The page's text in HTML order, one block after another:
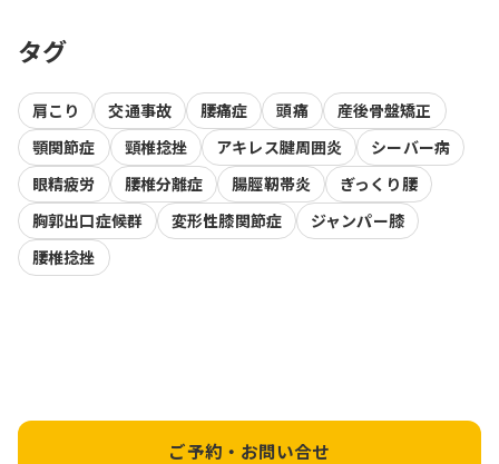
タグ
肩こり 交通事故 腰痛症 頭痛
産後骨盤矯正
顎関節症
頸椎捻挫 アキレス腱周囲炎
シーバー病
眼精疲労
腰椎分離症 腸脛靭帯炎
ぎっくり腰
胸郭出口症候群
変形性膝関節症
ジャンパー膝
腰椎捻挫
ご予約・お問い合せ